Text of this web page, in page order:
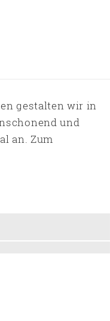
gestalten wir in
und
an. Zum